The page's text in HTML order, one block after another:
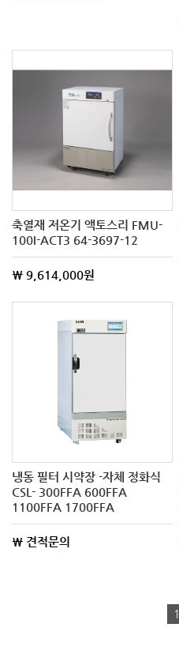
축열재 저온기 액토스리 FMU-
100I-ACT3 64-3697-12
\ 9,614,000원
냉동 필터 시약장 -자체 정화식
CSL- 300FFA 600FFA
1100FFA 1700FFA
\ 견적문의
1